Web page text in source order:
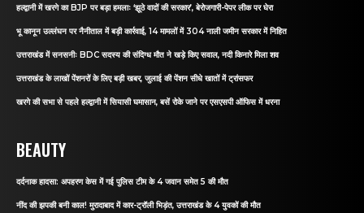
हल्द्वानी में खरगे का BJP पर बड़ा हमलाः ‘झूठे वादों की सरकार’, बेरोजगारी-पेपर लीक पर घेरा
भू कानून उल्लंघन पर नैनीताल में बड़ी कार्रवाई, 14 मामलों में 304 नाली जमीन सरकार में निहित
उत्तराखंड में सनसनीः BDC सदस्य की संदिग्ध मौत ने खड़े किए सवाल, नदी किनारे मिला शव
उत्तराखंड के लाखों पेंशनरों के लिए बड़ी खबर, जुलाई की पेंशन सीधे खातों में ट्रांसफर
खरगे की सभा से पहले हल्द्वानी में सियासी घमासान, बसें रोके जाने पर एसएसपी ऑफिस में धरना
BEAUTY
दर्दनाक हादसा: अपहरण केस में गई पुलिस टीम के 4 जवान समेत 5 की मौत
नींद की झपकी बनी काल! मुरादाबाद में कार-ट्रॉली भिड़ंत, उत्तराखंड के 4 युवकों की मौत